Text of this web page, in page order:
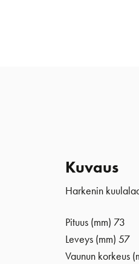
Kuvaus
Harkenin
Pituus (mm) 73
Leveys (mm) 57
Vaunun korkeus